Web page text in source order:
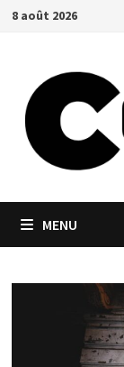
Passer
8 août 2026
MENU